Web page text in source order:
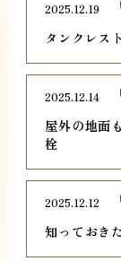
タンクレス
2025.12.19
屋外の地面
栓
2025.12.14
知っておき
2025.12.12